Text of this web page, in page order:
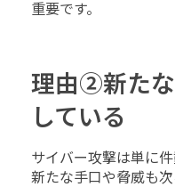
重要です。
理由②新た
している
サイバー攻撃は単に
新たな手口や脅威も